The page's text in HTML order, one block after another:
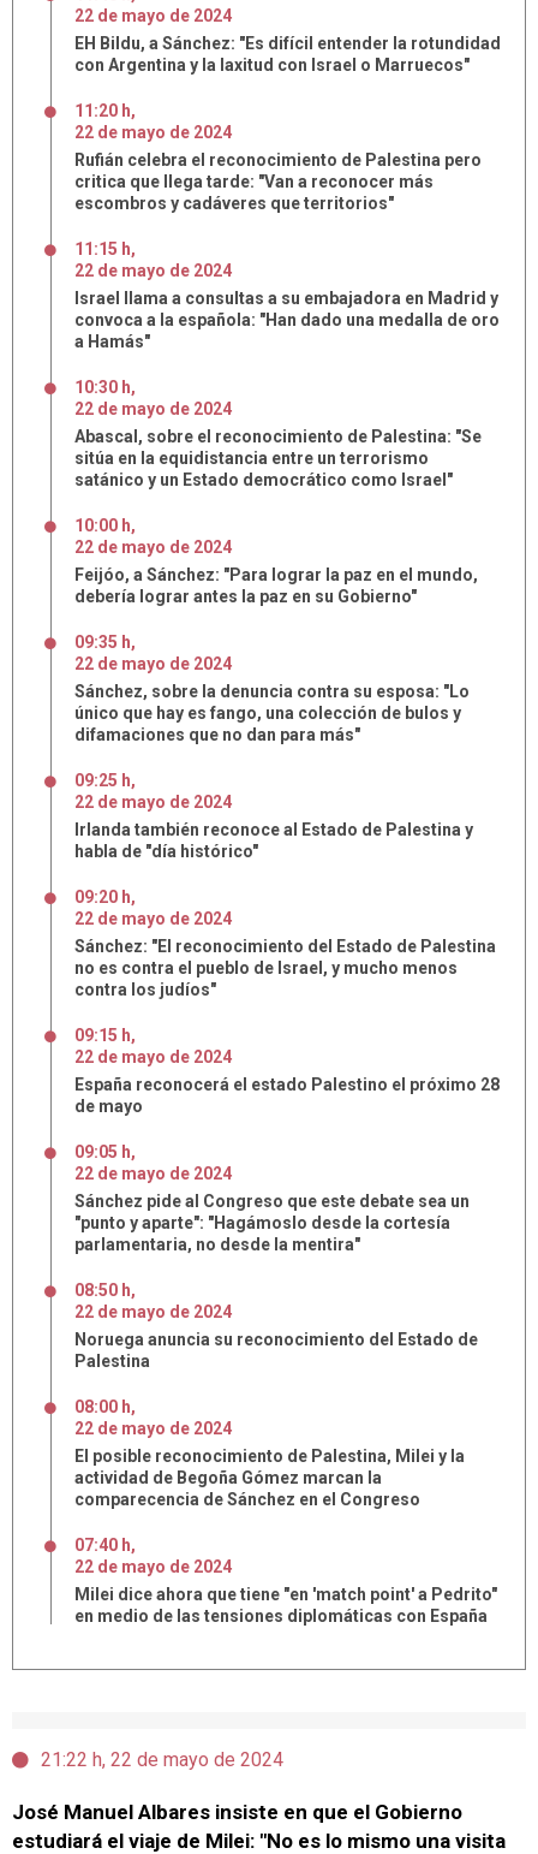
21:22 h, 22 de mayo de 2024
José Manuel Albares insiste en que el Gobierno
estudiará el viaje de Milei: "No es lo mismo una visita
22 de mayo de 2024
EH Bildu, a Sánchez: "Es difícil entender la rotundidad
con Argentina y la laxitud con Israel o Marruecos"
11:20 h,
22 de mayo de 2024
Rufián celebra el reconocimiento de Palestina pero
critica que llega tarde: "Van a reconocer más
escombros y cadáveres que territorios"
11:15 h,
22 de mayo de 2024
Israel llama a consultas a su embajadora en Madrid y
convoca a la española: "Han dado una medalla de oro
a Hamás"
10:30 h,
22 de mayo de 2024
Abascal, sobre el reconocimiento de Palestina: "Se
sitúa en la equidistancia entre un terrorismo
satánico y un Estado democrático como Israel"
10:00 h,
22 de mayo de 2024
Feijóo, a Sánchez: "Para lograr la paz en el mundo,
debería lograr antes la paz en su Gobierno"
09:35 h,
22 de mayo de 2024
Sánchez, sobre la denuncia contra su esposa: "Lo
único que hay es fango, una colección de bulos y
difamaciones que no dan para más"
09:25 h,
22 de mayo de 2024
Irlanda también reconoce al Estado de Palestina y
habla de "día histórico"
09:20 h,
22 de mayo de 2024
Sánchez: "El reconocimiento del Estado de Palestina
no es contra el pueblo de Israel, y mucho menos
contra los judíos"
09:15 h,
22 de mayo de 2024
España reconocerá el estado Palestino el próximo 28
de mayo
09:05 h,
22 de mayo de 2024
Sánchez pide al Congreso que este debate sea un
"punto y aparte": "Hagámoslo desde la cortesía
parlamentaria, no desde la mentira"
08:50 h,
22 de mayo de 2024
Noruega anuncia su reconocimiento del Estado de
Palestina
08:00 h,
22 de mayo de 2024
El posible reconocimiento de Palestina, Milei y la
actividad de Begoña Gómez marcan la
comparecencia de Sánchez en el Congreso
07:40 h,
22 de mayo de 2024
Milei dice ahora que tiene "en 'match point' a Pedrito"
en medio de las tensiones diplomáticas con España